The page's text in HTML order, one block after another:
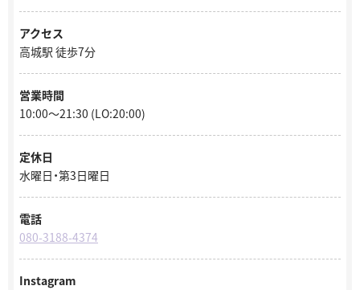
アクセス
高城駅 徒歩7分
営業時間
10:00〜21:30 (LO:20:00)
定休日
水曜日・第3日曜日
電話
080-3188-4374
Instagram